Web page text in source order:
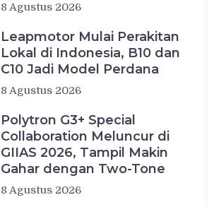
8 Agustus 2026
Leapmotor Mulai Perakitan
Lokal di Indonesia, B10 dan
C10 Jadi Model Perdana
8 Agustus 2026
Polytron G3+ Special
Collaboration Meluncur di
GIIAS 2026, Tampil Makin
Gahar dengan Two-Tone
8 Agustus 2026